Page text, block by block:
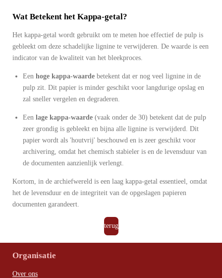
Wat Betekent het Kappa-getal?
Het kappa-getal wordt gebruikt om te meten hoe effectief de pulp is
gebleekt om deze schadelijke lignine te verwijderen. De waarde is een
indicator van de kwaliteit van het bleekproces.
Een hoge kappa-waarde betekent dat er nog veel lignine in de
pulp zit. Dit papier is minder geschikt voor langdurige opslag en
zal sneller vergelen en degraderen.
Een lage kappa-waarde (vaak onder de 30) betekent dat de pulp
zeer grondig is gebleekt en bijna alle lignine is verwijderd. Dit
papier wordt als 'houtvrij' beschouwd en is zeer geschikt voor
archivering, omdat het chemisch stabieler is en de levensduur van
de documenten aanzienlijk verlengt.
Kortom, in de archiefwereld is een laag kappa-getal essentieel, omdat
het de levensduur en de integriteit van de opgeslagen papieren
documenten garandeert.
terug
Organisatie
Over ons